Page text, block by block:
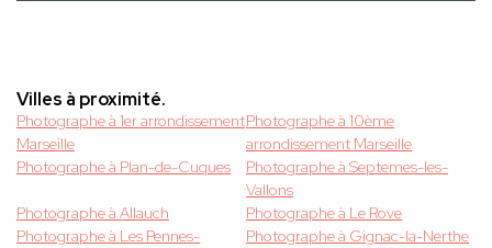
Villes à proximité.
Photographe à 1er arrondissement
Marseille
Photographe à 10ème
arrondissement Marseille
Photographe à Plan-de-Cuques
Photographe à Septemes-les-
Vallons
Photographe à Allauch
Photographe à Le Rove
Photographe à Les Pennes-
Photographe à Gignac-la-Nerthe